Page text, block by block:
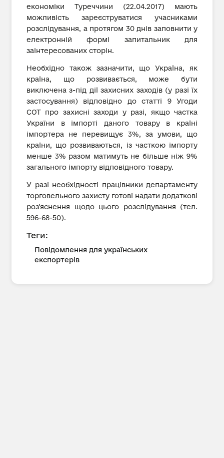
економіки Туреччини (22.04.2017) мають
можливість зареєструватися учасниками
розслідування, а протягом 30 днів заповнити у
електронній формі запитальник для
заінтересованих сторін.
Необхідно також зазначити, що Україна, як
країна, що розвивається, може бути
виключена з-під дії захисних заходів (у разі їх
застосування) відповідно до статті 9 Угоди
СОТ про захисні заходи у разі, якщо частка
України в імпорті даного товару в країні
імпортера не перевищує 3%, за умови, що
країни, що розвиваються, із часткою імпорту
менше 3% разом матимуть не більше ніж 9%
загального імпорту відповідного товару.
У разі необхідності працівники департаменту
торговельного захисту готові надати додаткові
роз'яснення щодо цього розслідування (тел.
596-68-50).
Теги:
Повідомлення для українських
експортерів